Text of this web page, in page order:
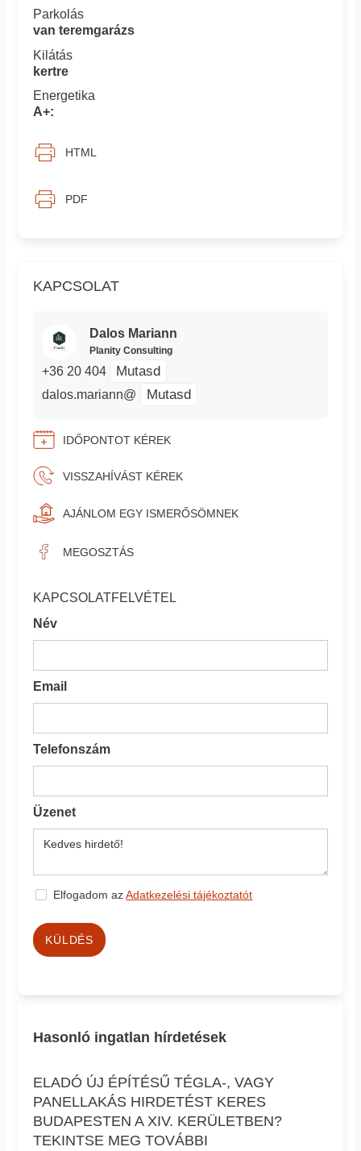
KAPCSOLAT
Dalos Mariann
Planity Consulting
+36 20 404 Mutasd
dalos.mariann@ Mutasd
IDŐPONTOT KÉREK
VISSZAHÍVÁST KÉREK
AJÁNLOM EGY ISMERŐSÖMNEK
MEGOSZTÁS
KAPCSOLATFELVÉTEL
Név
Email
Telefonszám
Üzenet
Elfogadom azAdatkezelési tájékoztatót
KÜLDÉS
Parkolás
van teremgarázs
Kilátás
kertre
Energetika
A+:
HTML
PDF
Hasonló ingatlan hírdetések
ELADÓ ÚJ ÉPÍTÉSŰ TÉGLA-, VAGY
PANELLAKÁS HIRDETÉST KERES
BUDAPESTEN A XIV. KERÜLETBEN?
TEKINTSE MEG TOVÁBBI